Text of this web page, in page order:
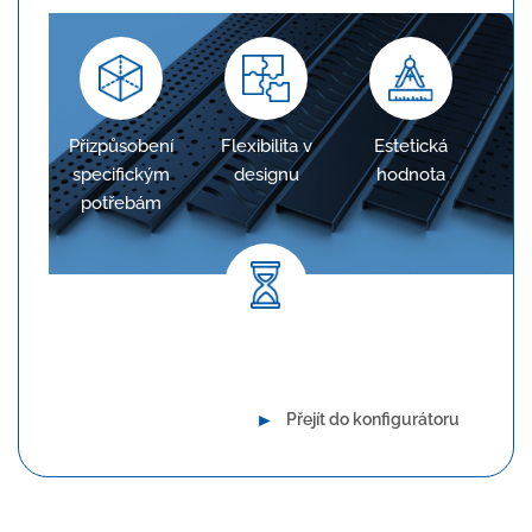
Přizpůsobení
specifickým
potřebám
Flexibilita v
designu
Estetická
hodnota
► Přejít do konfigurátoru